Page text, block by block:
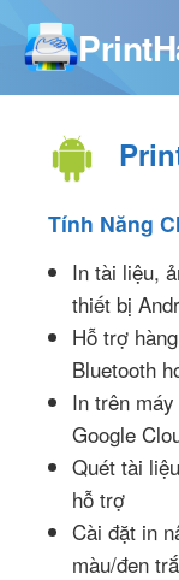
Tính Năng
In tài liệu,
thiết bị
Hỗ trợ
Bluetooth
In trên
Google
Quét tài
hỗ trợ
Cài đặt in
màu/đen